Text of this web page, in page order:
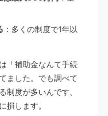
：多くの制度で1年以
「補助金なんて手続
ました。でも調べて
制度が多いんです。
損します。